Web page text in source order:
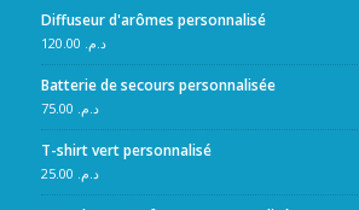
Diffuseur d'arômes personnalisé
د.م.
Batterie de secours personnalisée
د.م.
T-shirt vert personnalisé
د.م.